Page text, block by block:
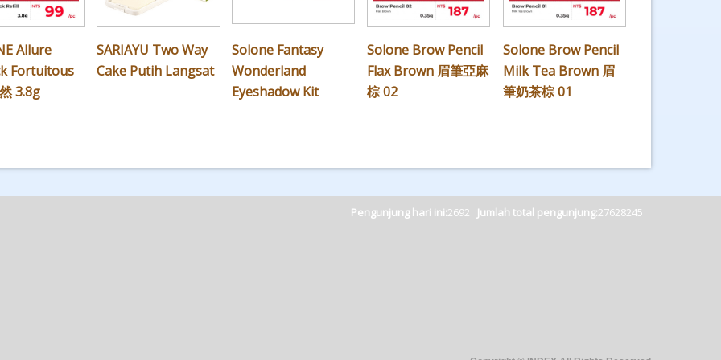
Allure
Fortuitous
3.8g
SARIAYU Two Way
Cake Putih Langsat
Solone Fantasy
Wonderland
Eyeshadow Kit
Solone Brow Pencil
Flax Brown 眉筆亞麻
棕 02
Solone Brow Pencil
Milk Tea Brown 眉
筆奶茶棕 01
Pengunjung hari ini:2692 Jumlah total pengunjung:27628245